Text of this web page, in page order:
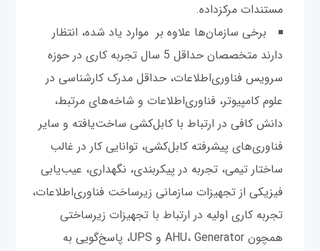
مستندات مرکز‌داده.
برخی سازمان‌ها علاوه بر موارد یاد شده، انتظار
دارند متخصصان حداقل 5 سال تجربه کاری در حوزه
سرویس فناوری‌اطلاعات، حداقل مدرک کارشناسی در
علوم کامپیوتر، فناوری‌اطلاعات و شاخه‌های مرتبط،
دانش کافی در ارتباط با کابل‌کشی ساخت‌یافته و سایر
فناوری‌های پیشرفته کابل‌کشی، توانایی کار در غالب
ساختار تیمی، تجربه در پیکربندی، نگهداری، عیب‌یابی
فیزیکی از تجهیزات سازمانی زیرساخت فناوری‌اطلاعات،
تجربه کاری اولیه در ارتباط با تجهیزات زیرساختی
همچون AHU، Generator و UPS، پاسخ‌گویی به